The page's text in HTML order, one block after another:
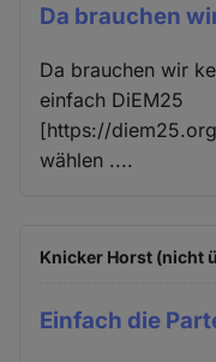
Da brauchen
Da brauchen wir
einfach DiEM25
[https://
wählen ....
Knicker Horst (nicht
Einfach die